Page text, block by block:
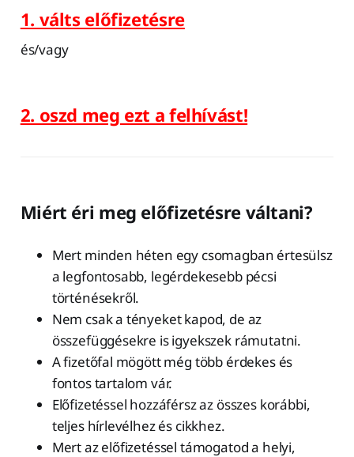
1. válts előfizetésre
és/vagy
2. oszd meg ezt a felhívást!
Miért éri meg előfizetésre váltani?
Mert minden héten egy csomagban értesülsz
a legfontosabb, legérdekesebb pécsi
történésekről.
Nem csak a tényeket kapod, de az
összefüggésekre is igyekszek rámutatni.
A fizetőfal mögött még több érdekes és
fontos tartalom vár.
Előfizetéssel hozzáférsz az összes korábbi,
teljes hírlevélhez és cikkhez.
Mert az előfizetéssel támogatod a helyi,